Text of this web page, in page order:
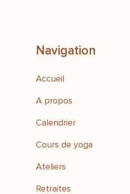
Navigation
Accueil
A propos
Calendrier
Cours de yoga
Ateliers
Retraites